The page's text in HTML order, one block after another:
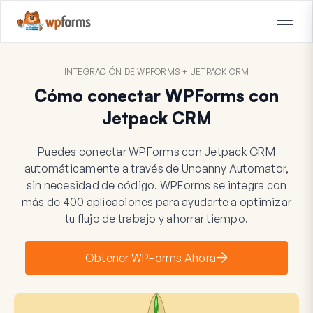
INTEGRACIÓN DE WPFORMS + JETPACK CRM
Cómo conectar WPForms con
Jetpack CRM
Puedes conectar WPForms con Jetpack CRM
automáticamente a través de Uncanny Automator,
sin necesidad de código. WPForms se integra con
más de 400 aplicaciones para ayudarte a optimizar
tu flujo de trabajo y ahorrar tiempo.
Obtener WPForms Ahora